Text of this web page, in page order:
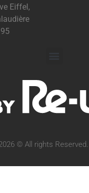
Eiffel,
© All rights